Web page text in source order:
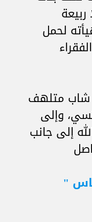
لحمل
شاب متلهف
وإلى
إلى جانب
"